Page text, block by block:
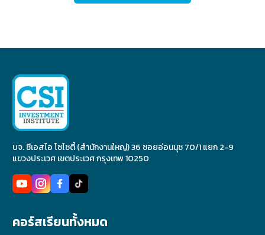
บจ. ซีเอสไอ โซไซตี้ (สำนักงานใหญ่) 36 ซอยอ่อนนุช 70/1 แยก 2-9
แขวงประเวศ เขตประเวศ กรุงเทพ 10250
คอร์สเรียนทั้งหมด